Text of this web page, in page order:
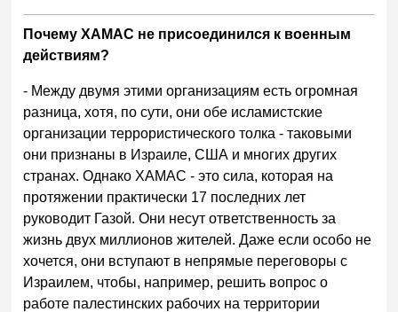
Почему ХАМАС не присоединился к военным
действиям?
- Между двумя этими организациям есть огромная
разница, хотя, по сути, они обе исламистские
организации террористического толка - таковыми
они признаны в Израиле, США и многих других
странах. Однако ХАМАС - это сила, которая на
протяжении практически 17 последних лет
руководит Газой. Они несут ответственность за
жизнь двух миллионов жителей. Даже если особо не
хочется, они вступают в непрямые переговоры с
Израилем, чтобы, например, решить вопрос о
работе палестинских рабочих на территории